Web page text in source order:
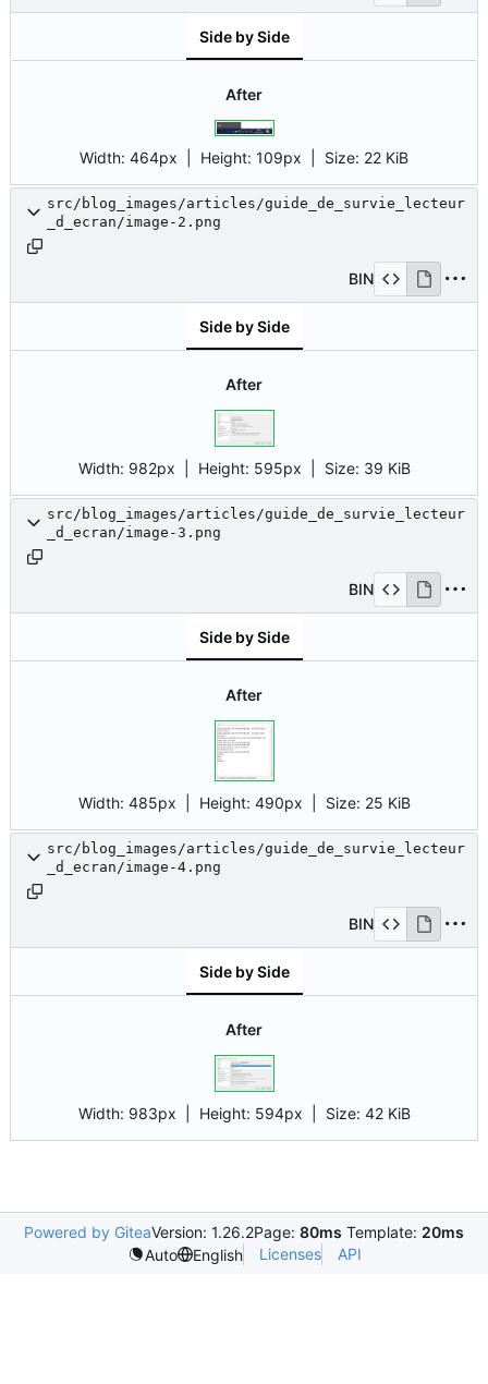
Side by Side
After
Width: 464px | Height: 109px Size: 22 KiB
src/blog_images/articles/guide_de_survie_lecteur
_d_ecran/image-2.png
BIN
Side by Side
After
Width: 982px | Height: 595px Size: 39 KiB
src/blog_images/articles/guide_de_survie_lecteur
_d_ecran/image-3.png
BIN
Side by Side
After
Width: 485px | Height: 490px Size: 25 KiB
src/blog_images/articles/guide_de_survie_lecteur
_d_ecran/image-4.png
BIN
Side by Side
After
Width: 983px | Height: 594px Size: 42 KiB
Powered by GiteaVersion: 1.26.2Page: 80ms Template: 20ms
Auto
English Licenses API